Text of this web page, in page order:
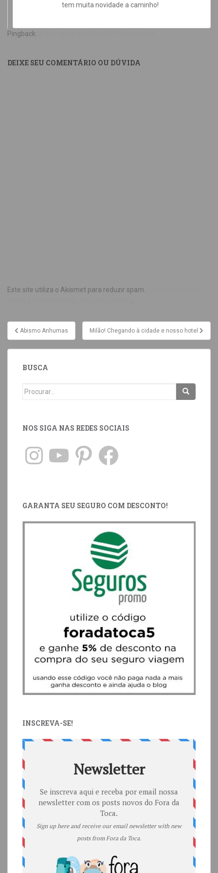
tem muita novidade a caminho!
Pingback:
DEIXE SEU COMENTÁRIO OU DÚVIDA
Este site utiliza o Akismet para reduzir spam.
Abismo Anhumas Milão! Chegando à cidade e nosso hotel
BUSCA
NOS SIGA NAS REDES SOCIAIS
GARANTA SEU SEGURO COM DESCONTO!
INSCREVA-SE!